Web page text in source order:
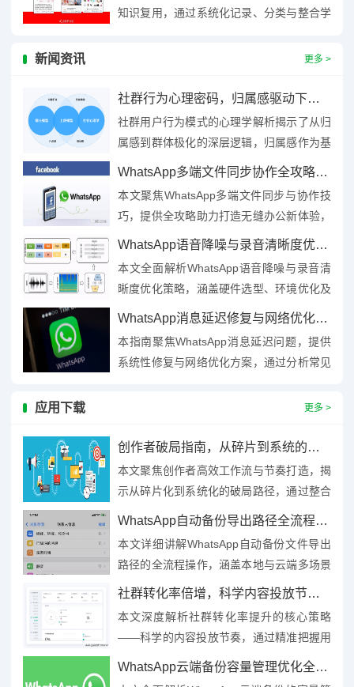
知识复用，通过系统化记录、分类与整合学
新闻资讯 更多 >
社群行为心理密码，归属感驱动下的群体极化逻辑探源
社群用户行为模式的心理学解析揭示了从归
属感到群体极化的深层逻辑，归属感作为基
本心理需求，驱动个体加入社群寻求认同与
WhatsApp多端文件同步协作全攻略，无缝办公新体验
本文聚焦WhatsApp多端文件同步与协作技
巧，提供全攻略助力打造无缝办公新体验，
内容涵盖多设备间文件实时同步方法、高效
WhatsApp语音降噪与录音清晰度优化终极方案，硬件算法全攻略
本文全面解析WhatsApp语音降噪与录音清
晰度优化策略，涵盖硬件选型、环境优化及
算法调整三大维度，硬件层面推荐高灵敏度
WhatsApp消息延迟修复与网络优化指南，高效解决延迟问题，提升通讯效率
本指南聚焦WhatsApp消息延迟问题，提供
系统性修复与网络优化方案，通过分析常见
应用下载 更多 >
创作者破局指南，从碎片到系统的高效工作流与节奏打造术
本文聚焦创作者高效工作流与节奏打造，揭
示从碎片化到系统化的破局路径，通过整合
零散时间、构建模块化任务体系、优化工具
WhatsApp自动备份导出路径全流程与多场景云端本地解决方案
本文详细讲解WhatsApp自动备份文件导出
路径的全流程操作，涵盖本地与云端多场景
解决方案，内容包含备份文件存储位置查
社群转化率倍增，科学内容投放节奏策略全解析
本文深度解析社群转化率提升的核心策略
——科学的内容投放节奏，通过精准把握用
户活跃周期、设计阶梯式内容曝光路径、结
WhatsApp云端备份容量管理优化全攻略